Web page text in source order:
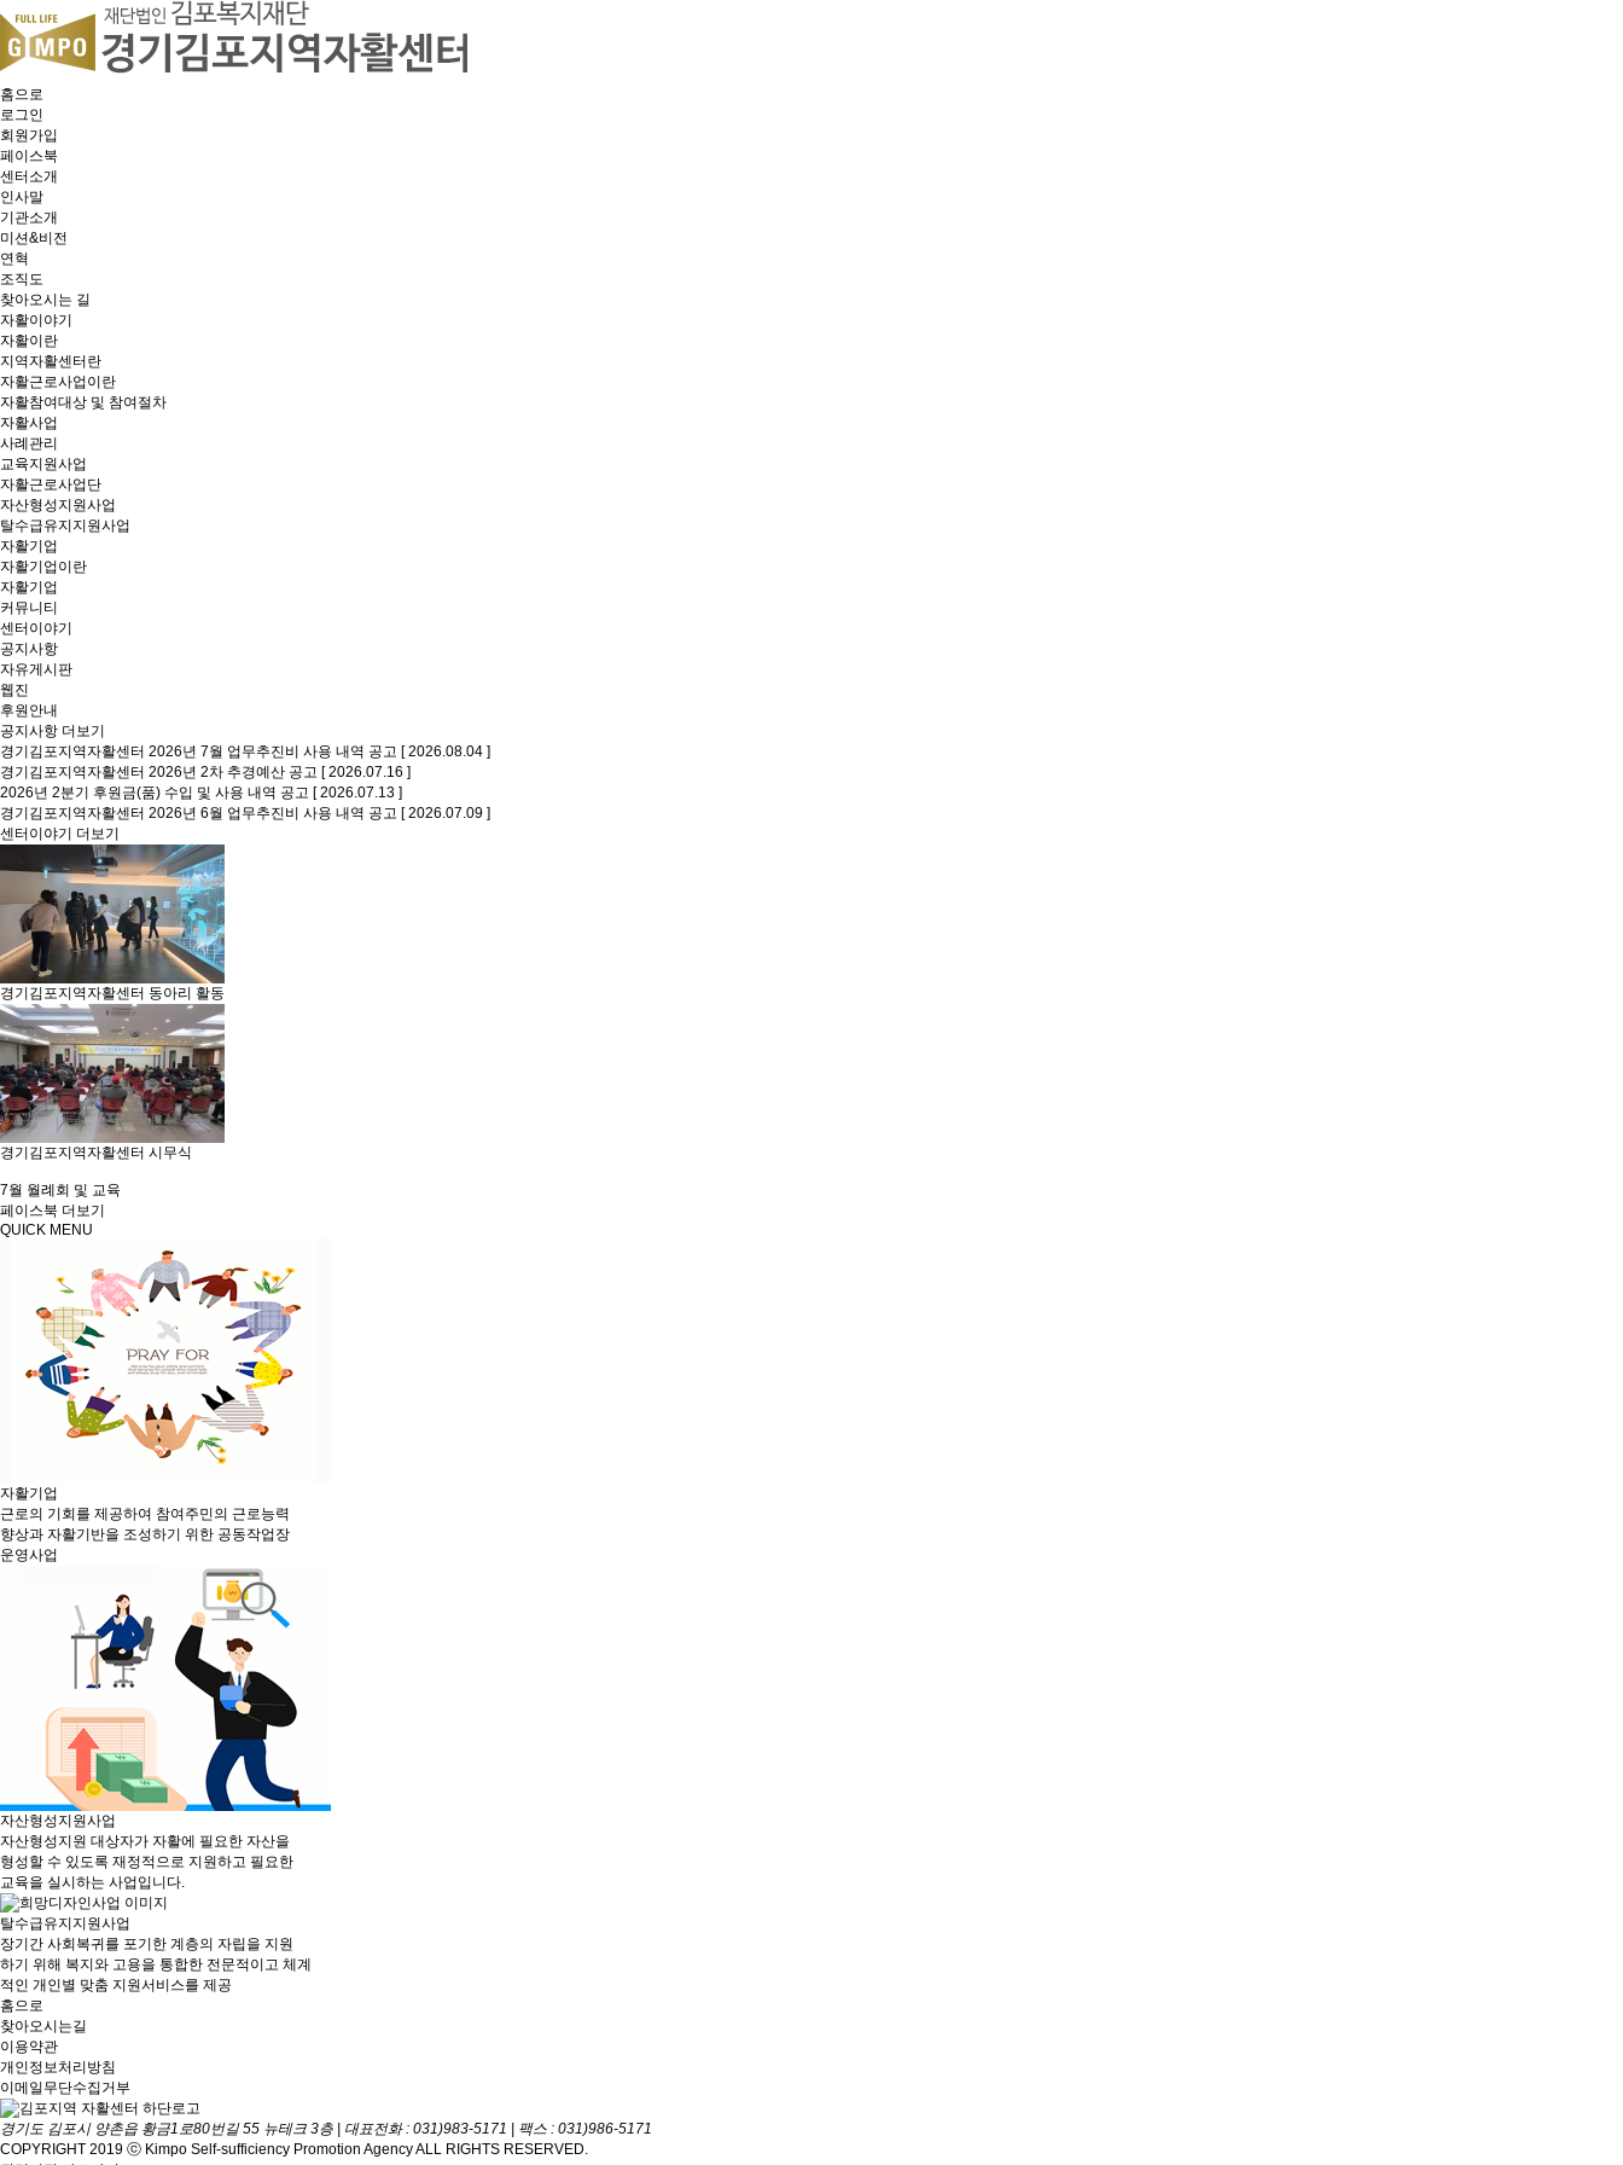
홈으로
로그인
회원가입
페이스북
센터소개
인사말
기관소개
미션&비전
연혁
조직도
찾아오시는 길
자활이야기
자활이란
지역자활센터란
자활근로사업이란
자활참여대상 및 참여절차
자활사업
사례관리
교육지원사업
자활근로사업단
자산형성지원사업
탈수급유지지원사업
자활기업
자활기업이란
자활기업
커뮤니티
센터이야기
공지사항
자유게시판
웹진
후원안내
공지사항 더보기
경기김포지역자활센터 2026년 7월 업무추진비 사용 내역 공고 [ 2026.08.04 ]
경기김포지역자활센터 2026년 2차 추경예산 공고 [ 2026.07.16 ]
2026년 2분기 후원금(품) 수입 및 사용 내역 공고 [ 2026.07.13 ]
경기김포지역자활센터 2026년 6월 업무추진비 사용 내역 공고 [ 2026.07.09 ]
센터이야기
더보기
경기김포지역자활센터 동아리 활동
경기김포지역자활센터 시무식
7월 월례회 및 교육
페이스북 더보기
QUICK MENU
자활기업
근로의 기회를 제공하여 참여주민의 근로능력
향상과 자활기반을 조성하기 위한 공동작업장
운영사업
자산형성지원사업
자산형성지원 대상자가 자활에 필요한 자산을
형성할 수 있도록 재정적으로 지원하고 필요한
교육을 실시하는 사업입니다.
탈수급유지지원사업
장기간 사회복귀를 포기한 계층의 자립을 지원
하기 위해 복지와 고용을 통합한 전문적이고 체계
적인 개인별 맞춤 지원서비스를 제공
홈으로
찾아오시는길
이용약관
개인정보처리방침
이메일무단수집거부
경기도 김포시 양촌읍 황금1로80번길 55 뉴테크 3층 | 대표전화 : 031)983-5171 | 팩스 : 031)986-5171
COPYRIGHT 2019 ⓒ Kimpo Self-sufficiency Promotion AgencyALL RIGHTS RESERVED.